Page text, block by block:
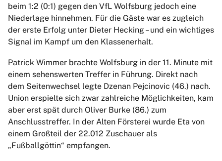
beim 1:2 (0:1) gegen den VfL Wolfsburg jedoch eine
Niederlage hinnehmen. Für die Gäste war es zugleich
der erste Erfolg unter Dieter Hecking – und ein wichtiges
Signal im Kampf um den Klassenerhalt.
Patrick Wimmer brachte Wolfsburg in der 11. Minute mit
einem sehenswerten Treffer in Führung. Direkt nach
dem Seitenwechsel legte Dzenan Pejcinovic (46.) nach.
Union erspielte sich zwar zahlreiche Möglichkeiten, kam
aber erst spät durch Oliver Burke (86.) zum
Anschlusstreffer. In der Alten Försterei wurde Eta von
einem Großteil der 22.012 Zuschauer als
„Fußballgöttin“ empfangen.